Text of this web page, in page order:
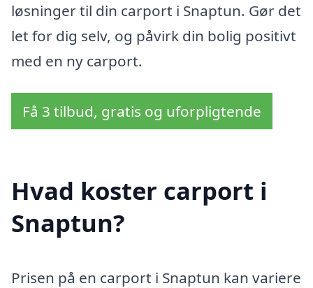
løsninger til din carport i Snaptun. Gør det
let for dig selv, og påvirk din bolig positivt
med en ny carport.
Få 3 tilbud, gratis og uforpligtende
Hvad koster carport i
Snaptun?
Prisen på en carport i Snaptun kan variere